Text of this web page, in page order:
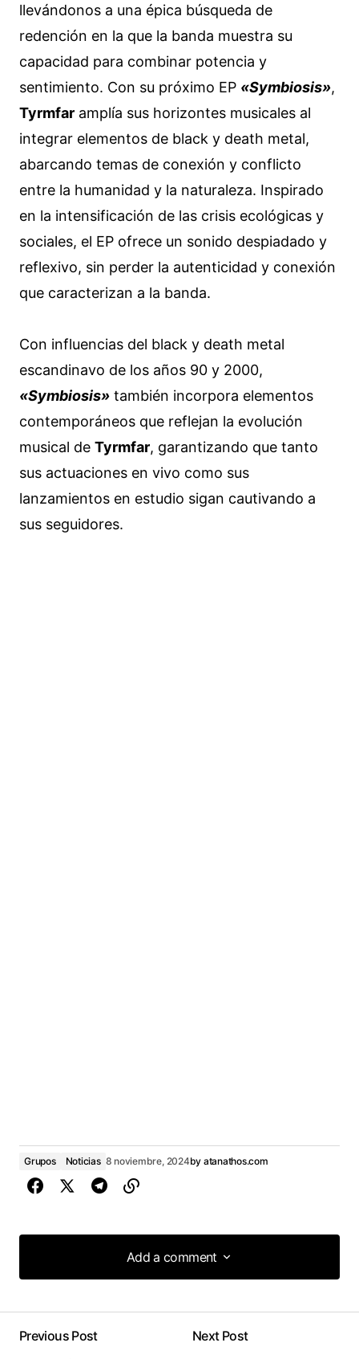
llevándonos a una épica búsqueda de
redención en la que la banda muestra su
capacidad para combinar potencia y
sentimiento. Con su próximo EP «Symbiosis»,
Tyrmfar amplía sus horizontes musicales al
integrar elementos de black y death metal,
abarcando temas de conexión y conflicto
entre la humanidad y la naturaleza. Inspirado
en la intensificación de las crisis ecológicas y
sociales, el EP ofrece un sonido despiadado y
reflexivo, sin perder la autenticidad y conexión
que caracterizan a la banda.
Con influencias del black y death metal
escandinavo de los años 90 y 2000,
«Symbiosis» también incorpora elementos
contemporáneos que reflejan la evolución
musical de Tyrmfar, garantizando que tanto
sus actuaciones en vivo como sus
lanzamientos en estudio sigan cautivando a
sus seguidores.
Grupos Noticias 8 noviembre, 2024by atanathos.com
Add a comment
Add a comment
Previous Post
Next Post